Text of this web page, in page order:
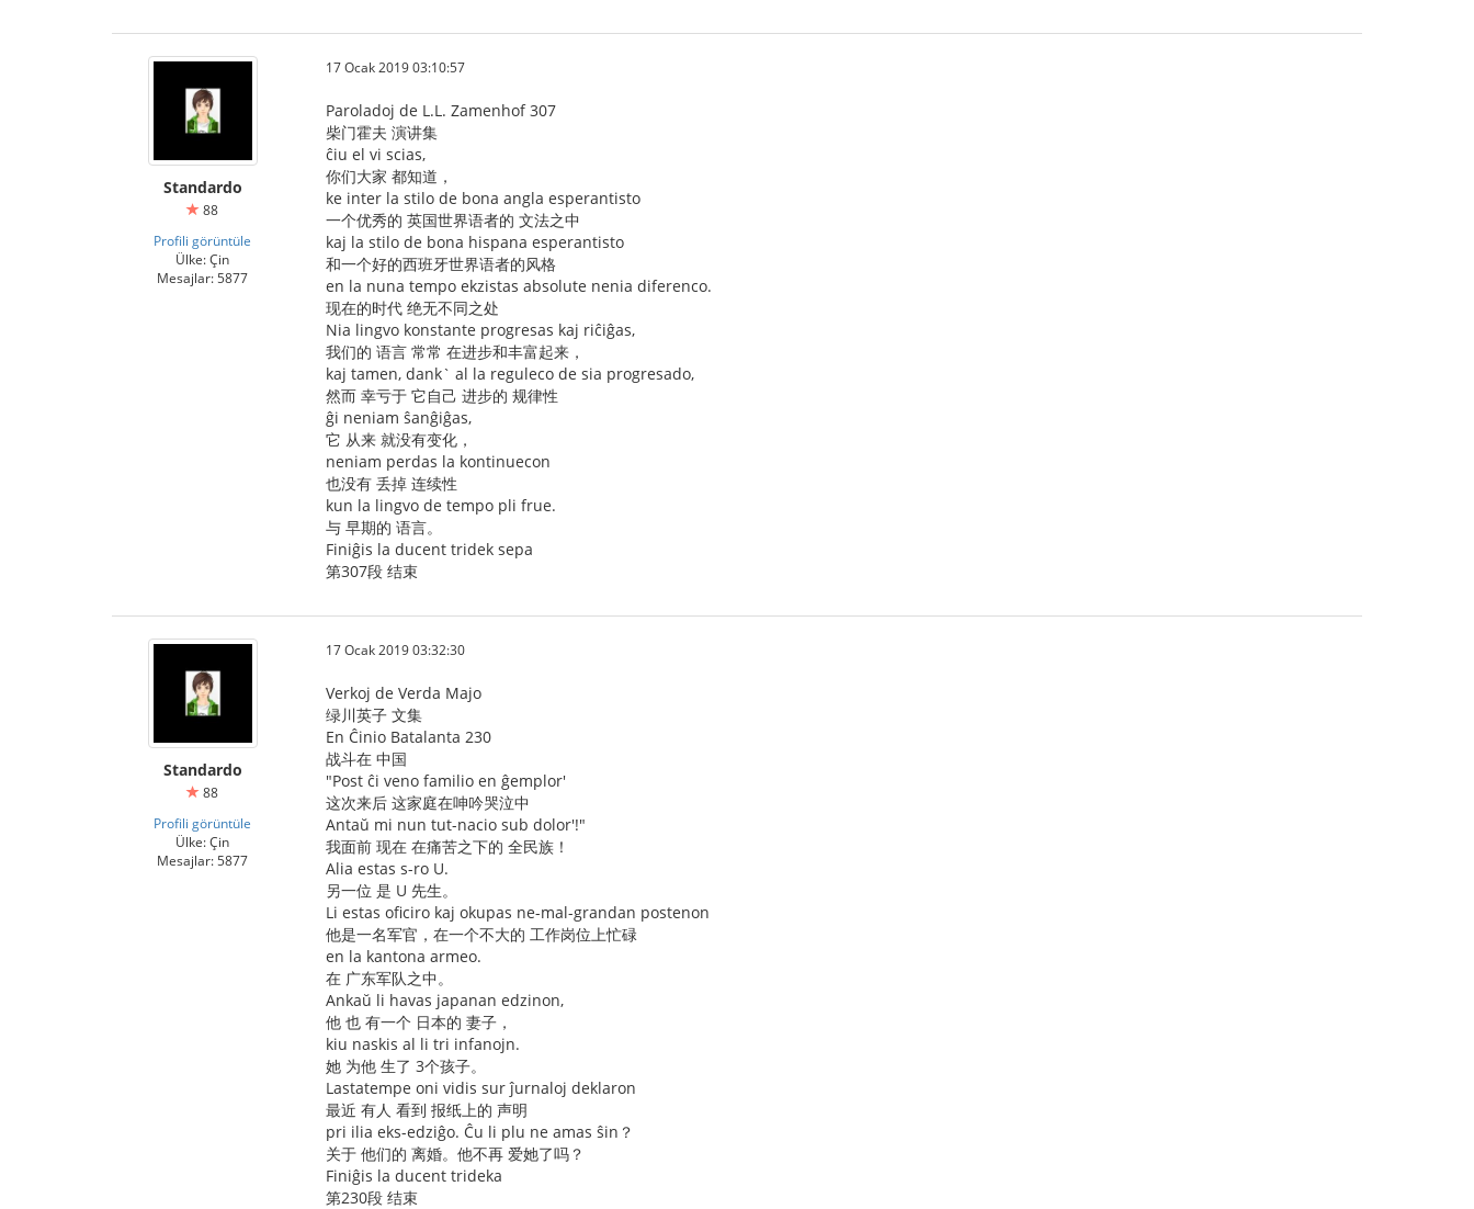
Standardo
88
Profili görüntüle
Ülke: Çin
Mesajlar: 5877
17 Ocak 2019 03:10:57
Paroladoj de L.L. Zamenhof 307
柴门霍夫 演讲集
ĉiu el vi scias,
你们大家 都知道，
ke inter la stilo de bona angla esperantisto
一个优秀的 英国世界语者的 文法之中
kaj la stilo de bona hispana esperantisto
和一个好的西班牙世界语者的风格
en la nuna tempo ekzistas absolute nenia diferenco.
现在的时代 绝无不同之处
Nia lingvo konstante progresas kaj riĉiĝas,
我们的 语言 常常 在进步和丰富起来，
kaj tamen, dank` al la reguleco de sia progresado,
然而 幸亏于 它自己 进步的 规律性
ĝi neniam ŝanĝiĝas,
它 从来 就没有变化，
neniam perdas la kontinuecon
也没有 丢掉 连续性
kun la lingvo de tempo pli frue.
与 早期的 语言。
Finiĝis la ducent tridek sepa
第307段 结束
Standardo
88
Profili görüntüle
Ülke: Çin
Mesajlar: 5877
17 Ocak 2019 03:32:30
Verkoj de Verda Majo
绿川英子 文集
En Ĉinio Batalanta 230
战斗在 中国
"Post ĉi veno familio en ĝemplor'
这次来后 这家庭在呻吟哭泣中
Antaŭ mi nun tut-nacio sub dolor'!"
我面前 现在 在痛苦之下的 全民族！
Alia estas s-ro U.
另一位 是 U 先生。
Li estas oficiro kaj okupas ne-mal-grandan postenon
他是一名军官，在一个不大的 工作岗位上忙碌
en la kantona armeo.
在 广东军队之中。
Ankaŭ li havas japanan edzinon,
他 也 有一个 日本的 妻子，
kiu naskis al li tri infanojn.
她 为他 生了 3个孩子。
Lastatempe oni vidis sur ĵurnaloj deklaron
最近 有人 看到 报纸上的 声明
pri ilia eks-edziĝo. Ĉu li plu ne amas ŝin？
关于 他们的 离婚。他不再 爱她了吗？
Finiĝis la ducent trideka
第230段 结束